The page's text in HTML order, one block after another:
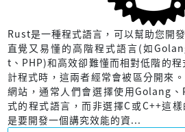
Rust是一種程式語言，可以幫助您開
直覺又易懂的高階程式語言(如
t、PHP)和高效卻難懂而相對低階的
計程式時，這兩者經常會被區分開來
網站，通常人們會選擇使用Golang
式的程式語言，而非選擇C或C++這
是要開發一個講究效能的資...